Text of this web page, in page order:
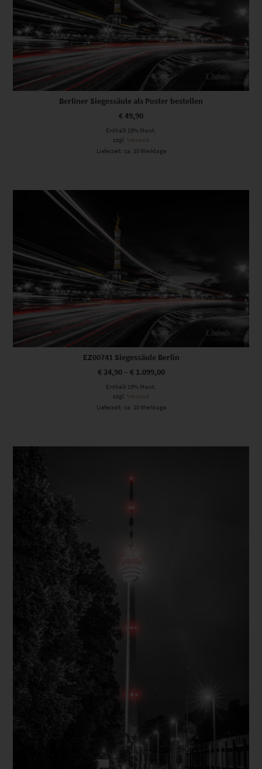
Berliner Siegessäule als Poster bestellen
€49,90
Enthält 19% Mwst.
zzgl. Versand
Lieferzeit: ca. 10 Werktage
Dieses Produkt weist mehrere Varianten auf. Die Optionen können auf der Produktseite gewählt werden
EZ00741 Siegessäule Berlin
€24,90– €1.099,00
Enthält 19% Mwst.
zzgl. Versand
Lieferzeit: ca. 10 Werktage
Dieses Produkt weist mehrere Varianten auf. Die Optionen können auf der Produktseite gewählt werden